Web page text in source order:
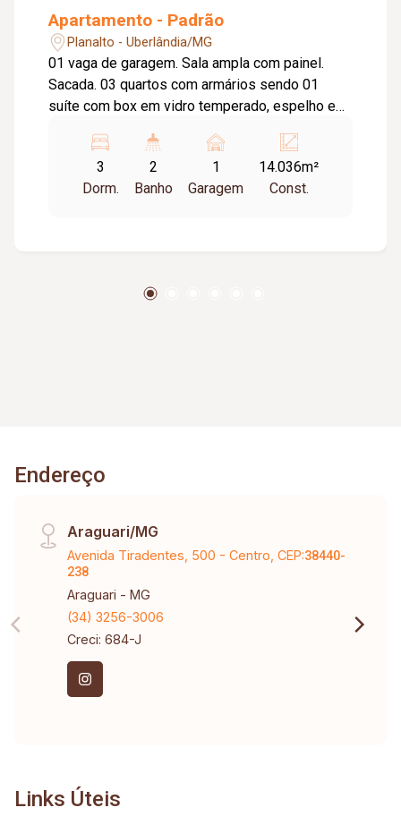
Apartamento - Padrão
Planalto - Uberlândia/MG
01 vaga de garagem. Sala ampla com painel.
Sacada. 03 quartos com armários sendo 01
suíte com box em vidro temperado, espelho e
temperado e espelho. Cozinha com armários e
cooktop. Lavanderia. Piso cerâmica. Restrição
para republica. Condomínio Aprox. 150,00
3
Dorm.
2
Banho
1
Garagem
14.036m²
Const.
Endereço
Araguari/MG
Avenida Tiradentes, 500 - Centro, CEP:38440-
238
Araguari - MG
(34) 3256-3006
Creci: 684-J
Links Úteis